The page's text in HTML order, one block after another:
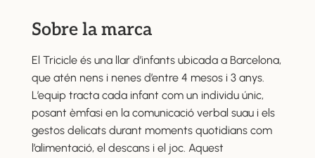
Sobre la marca
El Tricicle és una llar d’infants ubicada a Barcelona,
que atén nens i nenes d’entre 4 mesos i 3 anys.
L’equip tracta cada infant com un individu únic,
posant èmfasi en la comunicació verbal suau i els
gestos delicats durant moments quotidians com
l’alimentació, el descans i el joc. Aquest